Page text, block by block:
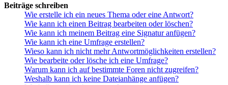
Beiträge schreiben
Wie erstelle ich ein neues Thema oder eine Antwort?
Wie kann ich einen Beitrag bearbeiten oder löschen?
Wie kann ich meinem Beitrag eine Signatur anfügen?
Wie kann ich eine Umfrage erstellen?
Wieso kann ich nicht mehr Antwortmöglichkeiten erstellen?
Wie bearbeite oder lösche ich eine Umfrage?
Warum kann ich auf bestimmte Foren nicht zugreifen?
Weshalb kann ich keine Dateianhänge anfügen?